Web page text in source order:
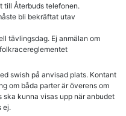
till Återbuds telefonen.
bli bekräftat utav
tävlingsdag. Ej anmälan om
swish på anvisad plats. Kontant
om båda parter är överens om
kunna visas upp när anbudet
ej.